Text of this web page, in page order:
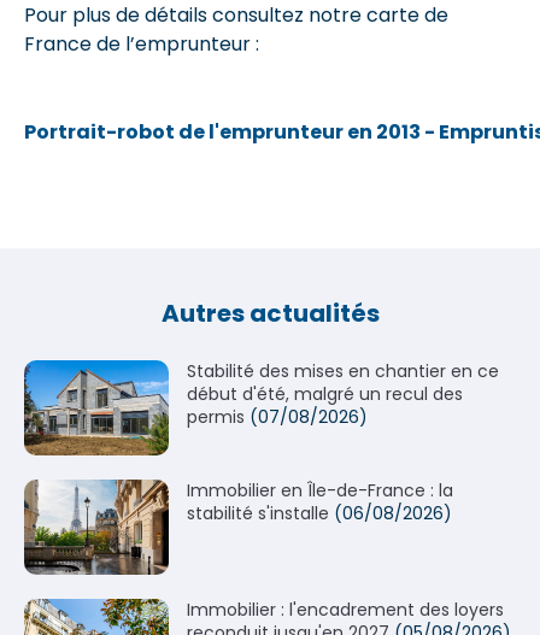
Pour plus de détails consultez notre carte de
France de l’emprunteur :
Portrait-robot de l'emprunteur en 2013 -
Autres actualités
Stabilité des mises en chantier en ce
début d'été, malgré un recul des
permis (07/08/2026)
Immobilier en Île-de-France : la
stabilité s'installe (06/08/2026)
Immobilier : l'encadrement des loyers